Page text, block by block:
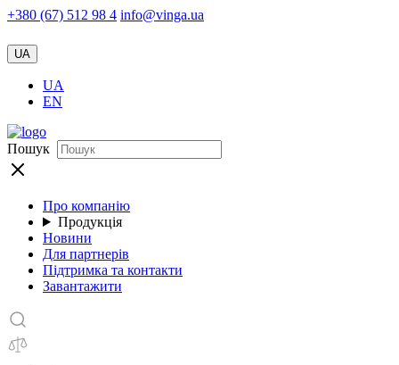
+380 (67) 512 98 4 info@vinga.ua
UA
UA
EN
Пошук
Про компанію
Продукція
Новини
Для партнерів
Підтримка та контакти
Завантажити